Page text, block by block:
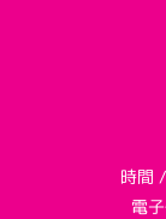
時間
電